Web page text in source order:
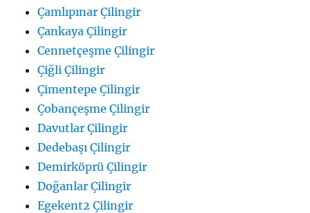
Çamlıpınar Çilingir
Çankaya Çilingir
Cennetçeşme Çilingir
Çiğli Çilingir
Çimentepe Çilingir
Çobançeşme Çilingir
Davutlar Çilingir
Dedebaşı Çilingir
Demirköprü Çilingir
Doğanlar Çilingir
Egekent2 Çilingir